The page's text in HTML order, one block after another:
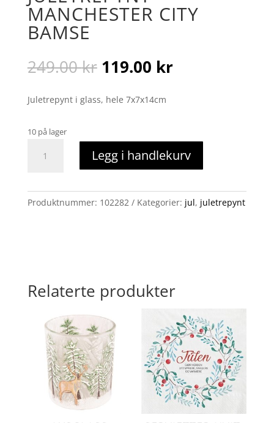
MANCHESTER CITY
BAMSE
249.00kr Opprinnelig
pris
var:
249.00 kr.
119.00 krNåværende
Juletrepynt i glass, hele 7x7x14cm
10 på lager
Manchester
antall
Legg i handlekurv
Produktnummer: 102282 Kategorier: jul, juletrepynt
Relaterte produkter